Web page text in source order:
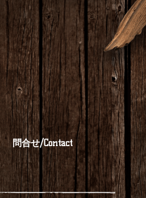
問合せ/Contact